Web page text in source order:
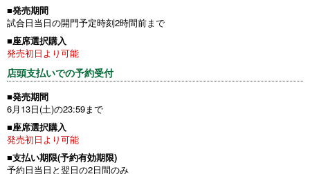
■発売期間
試合日当日の開門予定時刻2時間前まで
■座席選択購入
発売初日より可能
店頭支払いでの予約受付
■発売期間
6月13日(土)の23:59まで
■座席選択購入
発売初日より可能
■支払い期限(予約有効期限)
予約日当日と翌日の2日間のみ